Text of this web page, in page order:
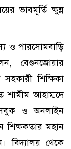
ভাবমূর্তি ক্ষুন্ন
ও পারসোমবাড়ি
বেগুনজোয়ার
শিক্ষিকা
শামীম আহাম্মদে
ও অনলাইন
শিক্ষকতার মহান
বিদ্যালয় থেকে